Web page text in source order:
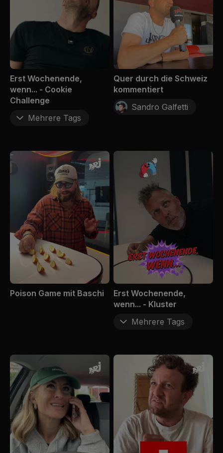
Erst Wochenende,
wenn... - Cookie
Challenge
Mehrere Tags
Quer durch die Schweiz
kommentiert
Sandro Galfetti
Poison Game mit Baschi
Erst Wochenende,
wenn... - Kluster
Mehrere Tags